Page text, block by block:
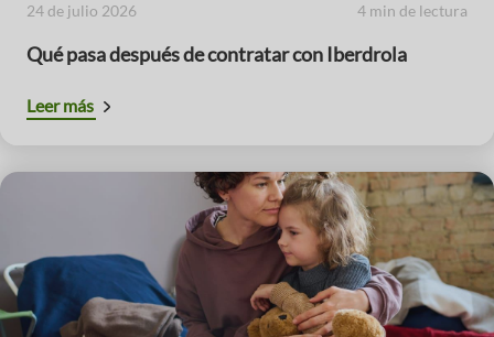
24 de julio 2026 4 min de lectura
Qué pasa después de contratar con Iberdrola
Leer más